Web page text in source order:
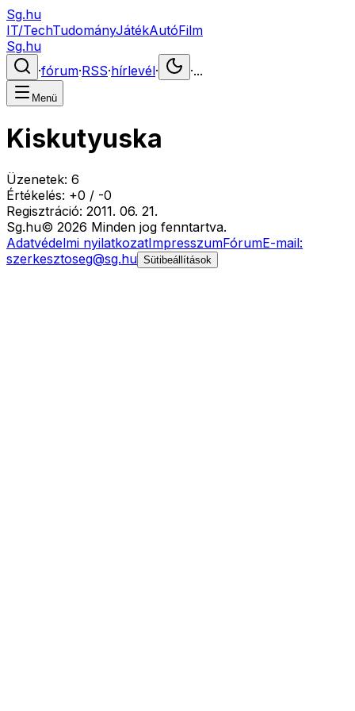
Sg.hu
IT/TechTudományJátékAutóFilm
Sg.hu
·fórum·RSS·hírlevél· ·...
Menü
Kiskutyuska
Üzenetek: 6
Értékelés: +0 / -0
Regisztráció: 2011. 06. 21.
Sg.hu© 2026 Minden jog fenntartva.
Adatvédelmi nyilatkozatImpresszumFórumE-mail:
szerkesztoseg@sg.hu Sütibeállítások